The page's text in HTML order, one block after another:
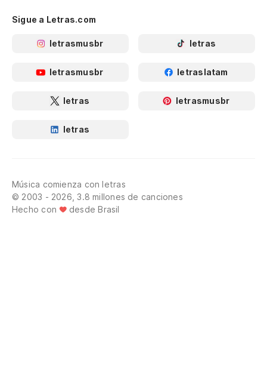
Sigue a Letras.com
letrasmusbr letras
letrasmusbr letraslatam
letras letrasmusbr
letras
Música comienza con letras
© 2003 - 2026, 3.8 millones de canciones
Hecho con
desde Brasil